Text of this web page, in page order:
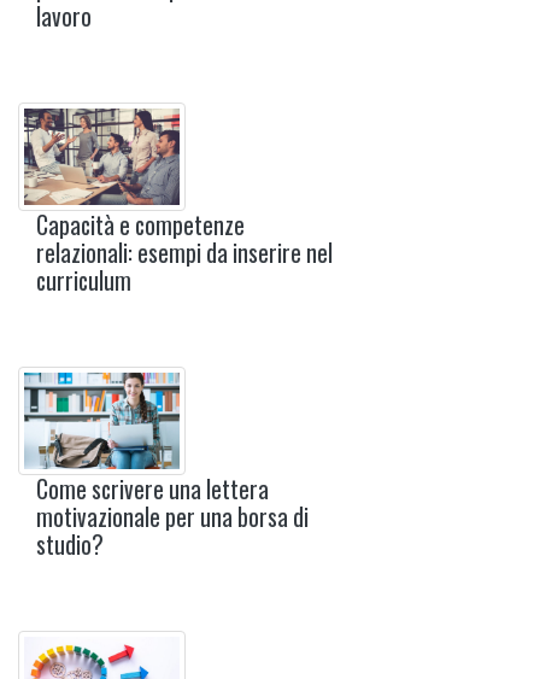
lavoro
Capacità e competenze
relazionali: esempi da inserire nel
curriculum
Come scrivere una lettera
motivazionale per una borsa di
studio?